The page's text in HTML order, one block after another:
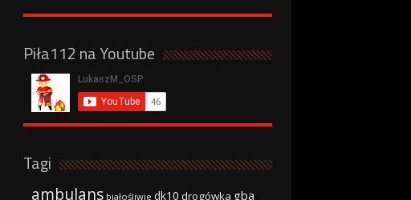
Piła112 na Youtube
Tagi
ambulans białośliwie dk10 drogówka gba